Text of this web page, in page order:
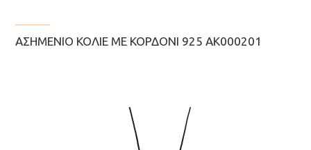
ΑΣΗΜΈΝΙΟ ΚΟΛΙΈ ΜΕ ΚΟΡΔΌΝΙ 925 AK000201